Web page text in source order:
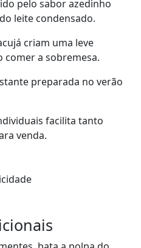
pelo sabor azedinho
leite condensado.
criam uma leve
comer a sobremesa.
preparada no verão
facilita tanto
venda.